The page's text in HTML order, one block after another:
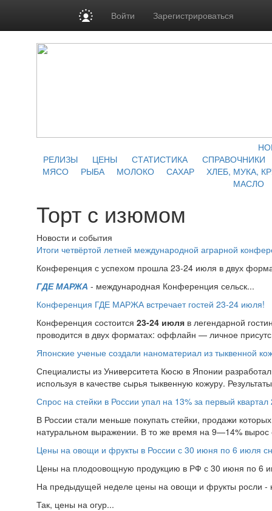
Войти Зарегистрироваться
РЕЛИЗЫ
ЦЕНЫ СТАТИСТИКА
СПРАВОЧНИКИ
МЯСО
РЫБА МОЛОКО САХАР
ХЛЕБ, МУКА,
МАСЛО
Торт с изюмом
Новости и события
Итоги четвёртой летней международной аграрной
Конференция с успехом прошла 23-24 июля в двух
ГДЕ МАРЖА - международная Конференция сельск...
Конференция ГДЕ МАРЖА встречает гостей 23-24 июля!
Конференция состоится 23-24 июля в легендарной
проводится в двух форматах: оффлайн — личное
Японские ученые создали наноматериал из тыквенной
Специалисты из Университета Кюсю в Японии
используя в качестве сырья тыквенную кожуру.
Спрос на стейки в России упал на 13% за первый квартал
В России стали меньше покупать стейки, продажи
натуральном выражении. В то же время на 9—14%
Цены на овощи и фрукты в России с 30 июня по 6 июля
Цены на плодоовощную продукцию в РФ с 30 июня по 6
На предыдущей неделе цены на овощи и фрукты росли -
Так, цены на огур...